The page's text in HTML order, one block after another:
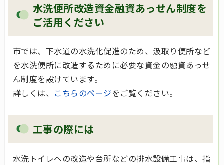
水洗便所改造資金融資あっせん制度を
ご活用ください
市では、下水道の水洗化促進のため、汲取り便所など
を水洗便所に改造するために必要な資金の融資あっせ
ん制度を設けています。
詳しくは、 こちらのページをご覧ください。
工事の際には
水洗トイレへの改造や台所などの排水設備工事は、指